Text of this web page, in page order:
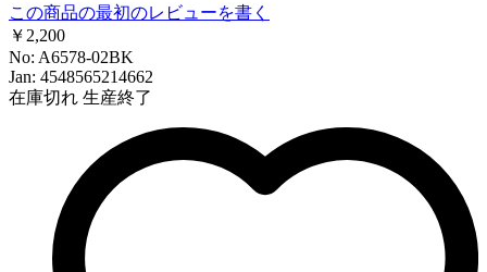
この商品の最初のレビューを書く
￥2,200
No: A6578-02BK
Jan: 4548565214662
在庫切れ 生産終了